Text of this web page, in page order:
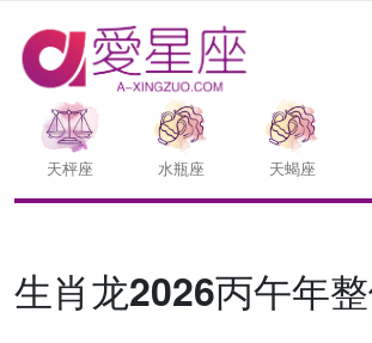
天枰座 水瓶座 天蝎座
生肖龙2026丙午年